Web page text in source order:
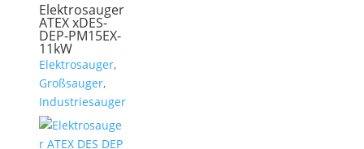
Elektrosauger
ATEX xDES-
DEP-PM15EX-
11kW
Elektrosauger,
Großsauger,
Industriesauger